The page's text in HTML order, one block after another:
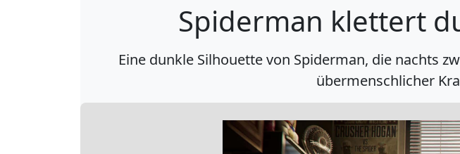
Spiderman klettert
Eine dunkle Silhouette von Spiderman, die nachts
übermenschlicher